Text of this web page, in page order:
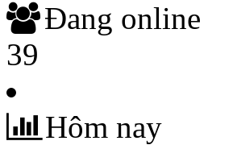
Đang online
39
Hôm nay